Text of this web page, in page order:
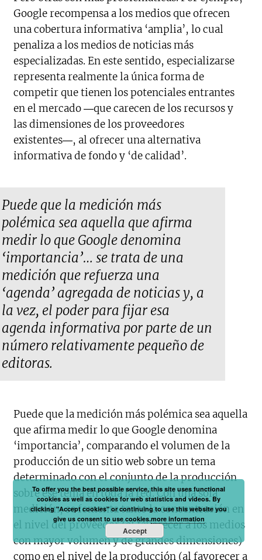
Google recompensa a los medios que ofrecen
una cobertura informativa ‘amplia’, lo cual
penaliza a los medios de noticias más
especializadas. En este sentido, especializarse
representa realmente la única forma de
competir que tienen los potenciales entrantes
en el mercado ―que carecen de los recursos y
las dimensiones de los proveedores
existentes―, al ofrecer una alternativa
informativa de fondo y ‘de calidad’.
Puede que la medición más
polémica sea aquella que afirma
medir lo que Google denomina
‘importancia’… se trata de una
medición que refuerza una
‘agenda’ agregada de noticias y, a
la vez, el poder para fijar esa
agenda informativa por parte de un
número relativamente pequeño de
editoras.
Puede que la medición más polémica sea aquella
que afirma medir lo que Google denomina
‘importancia’, comparando el volumen de la
producción de un sitio web sobre un tema
determinado con el conjunto de la producción
sobre ese tema en toda la red. Con una sola
medición, se fomenta tanto la concentración en
el nivel del proveedor (al favorecer a los medios
con mayor volumen y de grandes dimensiones)
como en el nivel de la producción (al favorecer a
To offer you the best possible service, this site uses functional
cookies as well as cookies for web statistics and videos. By
clicking "Accept cookies" or continuing to use this website you
give us consent to use cookies.more information
Accept